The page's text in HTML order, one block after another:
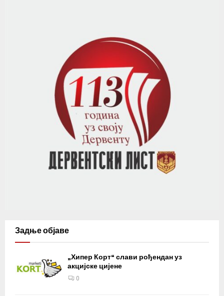
Задње објаве
„Хипер Корт“ слави рођендан уз
акцијске цијене
0